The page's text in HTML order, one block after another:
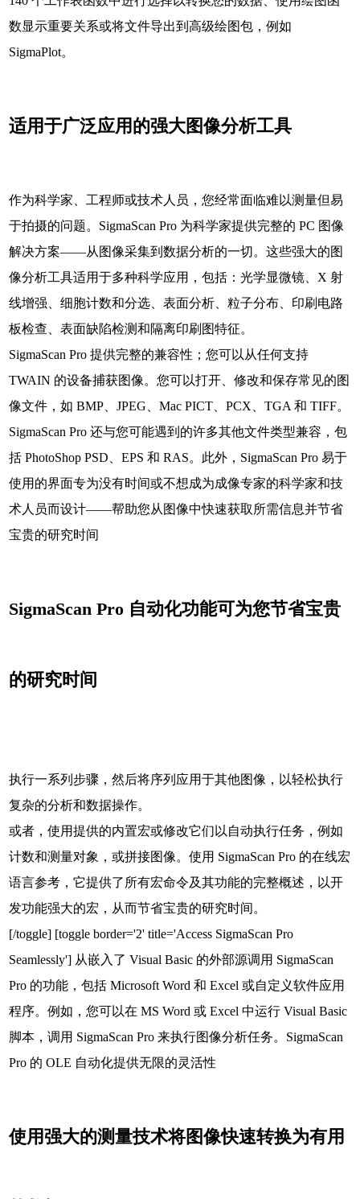
数显示重要关系或将文件导出到高级绘图包，例如
SigmaPlot。
适用于广泛应用的强大图像分析工具
作为科学家、工程师或技术人员，您经常面临难以测量但易
于拍摄的问题。SigmaScan Pro 为科学家提供完整的 PC 图像
解决方案——从图像采集到数据分析的一切。这些强大的图
像分析工具适用于多种科学应用，包括：光学显微镜、X 射
线增强、细胞计数和分选、表面分析、粒子分布、印刷电路
板检查、表面缺陷检测和隔离印刷图特征。
SigmaScan Pro 提供完整的兼容性；您可以从任何支持
TWAIN 的设备捕获图像。您可以打开、修改和保存常见的图
像文件，如 BMP、JPEG、Mac PICT、PCX、TGA 和 TIFF。
SigmaScan Pro 还与您可能遇到的许多其他文件类型兼容，包
括 PhotoShop PSD、EPS 和 RAS。此外，SigmaScan Pro 易于
使用的界面专为没有时间或不想成为成像专家的科学家和技
术人员而设计——帮助您从图像中快速获取所需信息并节省
宝贵的研究时间
SigmaScan Pro 自动化功能可为您节省宝贵
的研究时间
执行一系列步骤，然后将序列应用于其他图像，以轻松执行
复杂的分析和数据操作。
或者，使用提供的内置宏或修改它们以自动执行任务，例如
计数和测量对象，或拼接图像。使用 SigmaScan Pro 的在线宏
语言参考，它提供了所有宏命令及其功能的完整概述，以开
发功能强大的宏，从而节省宝贵的研究时间。
[/toggle] [toggle border='2' title='Access SigmaScan Pro
Seamlessly'] 从嵌入了 Visual Basic 的外部源调用 SigmaScan
Pro 的功能，包括 Microsoft Word 和 Excel 或自定义软件应用
程序。例如，您可以在 MS Word 或 Excel 中运行 Visual Basic
脚本，调用 SigmaScan Pro 来执行图像分析任务。SigmaScan
Pro 的 OLE 自动化提供无限的灵活性
使用强大的测量技术将图像快速转换为有用